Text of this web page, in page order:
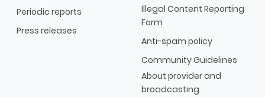
Periodic reports
Press releases
Illegal Content Reporting
Form
Anti-spam policy
Community Guidelines
About provider and
broadcasting